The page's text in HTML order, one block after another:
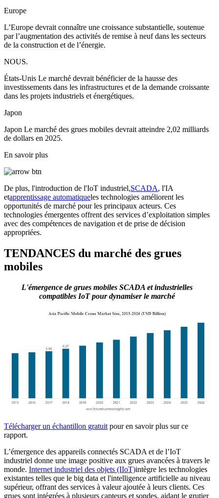
Europe
L’Europe devrait connaître une croissance substantielle, soutenue
par l’augmentation des activités de remise à neuf dans les secteurs
de la construction et de l’énergie.
NOUS.
États-Unis Le marché devrait bénéficier de la hausse des
investissements dans les infrastructures et de la demande croissante
dans les projets industriels et énergétiques.
Japon
Japon Le marché des grues mobiles devrait atteindre 2,02 milliards
de dollars en 2025.
En savoir plus
De plus, l'introduction de l'IoT industriel,SCADA, l'IA
etapprentissage automatiqueles technologies améliorent les
opportunités de marché pour les principaux acteurs. Ces
technologies émergentes offrent des services d’exploitation simples
avec des compétences de navigation et de prise de décision
appropriées.
TENDANCES du marché des grues
mobiles
L'émergence de grues mobiles SCADA et industrielles
compatibles IoT pour dynamiser le marché
Télécharger un échantillon gratuit pour en savoir plus sur ce
rapport.
L’émergence des appareils connectés SCADA et de l’IoT
industriel donne une image positive aux grues avancées à travers le
monde. Internet industriel des objets (IIoT)intègre les technologies
existantes telles que le big data et l'intelligence artificielle au niveau
supérieur, offrant des services à valeur ajoutée à leurs clients. Ces
grues sont intégrées à plusieurs capteurs et sondes, aidant le grutier